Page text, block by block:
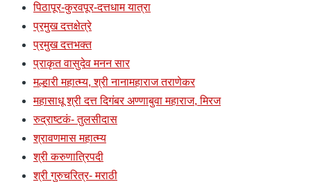
पिठापूर-कुरवपूर-दत्तधाम यात्रा
प्रमुख दत्तक्षेत्रे
प्रमुख दत्तभक्त
प्राकृत वासुदेव मनन सार
मल्हारी महात्म्य, श्री नानामहाराज तराणेकर
महासाधू श्री दत्त दिगंबर अण्णाबुवा महाराज, मिरज
रुद्राष्टकं- तुलसीदास
श्रावणमास महात्म्य
श्री करुणात्रिपदी
श्री गुरुचरित्र- मराठी